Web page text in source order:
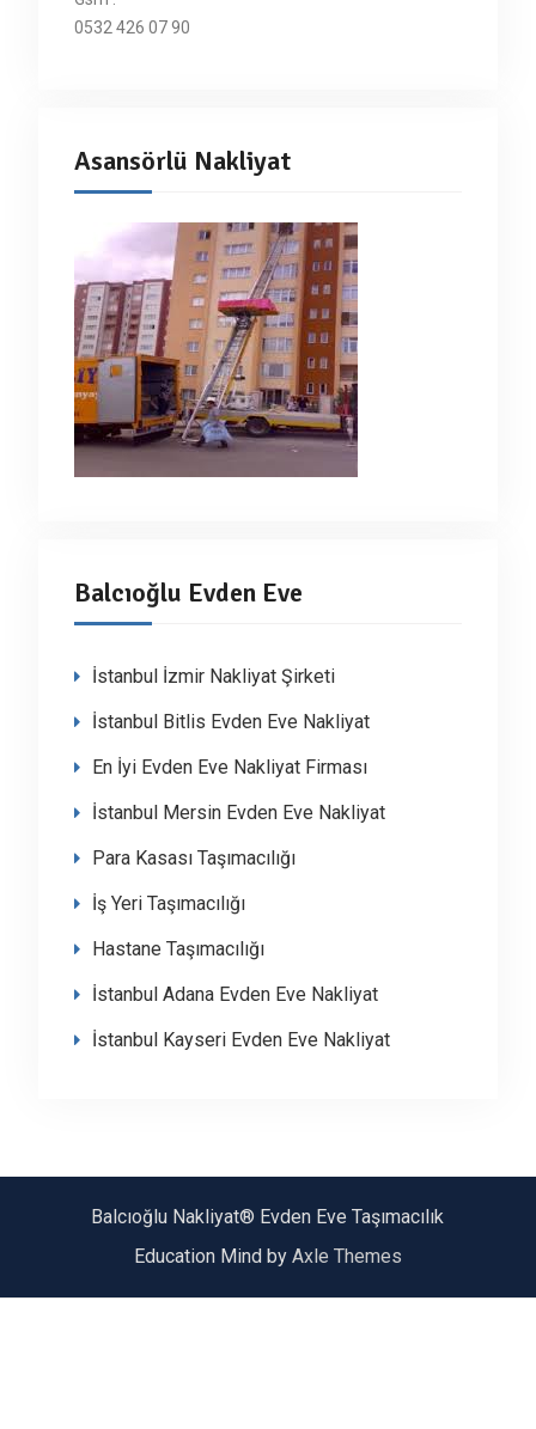
0532 426 07 90
Asansörlü Nakliyat
Balcıoğlu Evden Eve
İstanbul İzmir Nakliyat Şirketi
İstanbul Bitlis Evden Eve Nakliyat
En İyi Evden Eve Nakliyat Firması
İstanbul Mersin Evden Eve Nakliyat
Para Kasası Taşımacılığı
İş Yeri Taşımacılığı
Hastane Taşımacılığı
İstanbul Adana Evden Eve Nakliyat
İstanbul Kayseri Evden Eve Nakliyat
Balcıoğlu Nakliyat® Evden Eve Taşımacılık
Education Mind by Axle Themes